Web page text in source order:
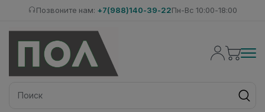
Позвоните нам: +7(988)140-39-22Пн-Вс 10:00-18:00